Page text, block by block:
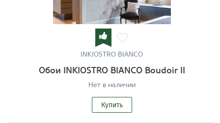
INKIOSTRO BIANCO
Обои INKIOSTRO BIANCO Boudoir II
Нет в наличии
Купить